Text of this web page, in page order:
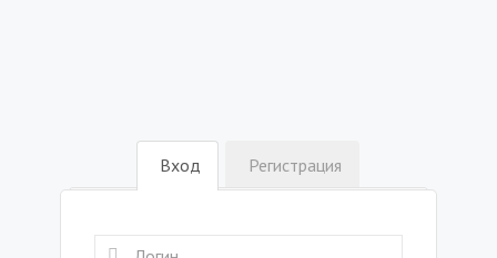
Вход Регистрация